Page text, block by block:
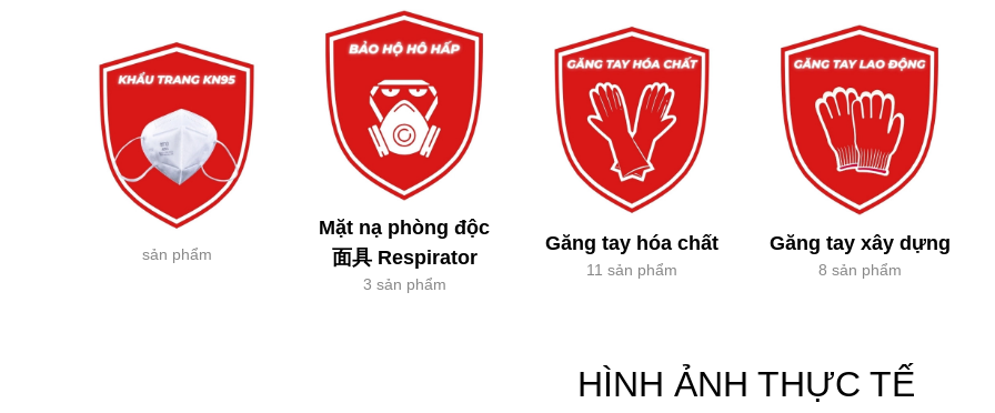
sản phẩm
Mặt nạ phòng độc
面具 Respirator
3 sản phẩm
Găng tay hóa chất
11 sản phẩm
Găng tay xây dựng
8 sản phẩm
HÌNH ẢNH THỰC TẾ